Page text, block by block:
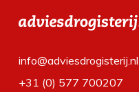
info@adviesdrogisterij.nl
+31 (0) 577 700207